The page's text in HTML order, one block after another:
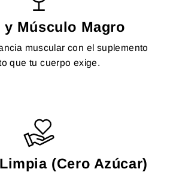
y Músculo Magro
muscular con el suplemento
que tu cuerpo exige.
(Cero Azúcar)